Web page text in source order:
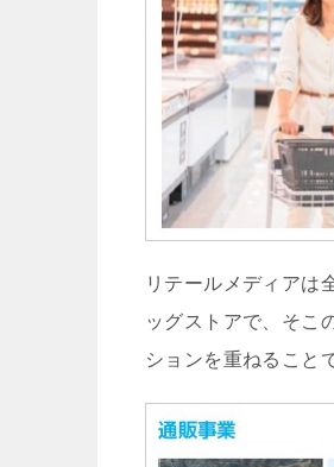
リテールメディアは
ッグストアで、そこ
ションを重ねること